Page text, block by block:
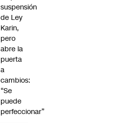
suspensión
de Ley
Karin,
pero
abre la
puerta
a
cambios:
“Se
puede
perfeccionar”